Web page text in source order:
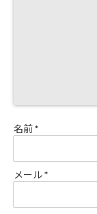
名前*
メール*